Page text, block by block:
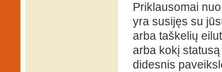
Priklausomai
yra susijęs su
arba taškelių
arba kokį
didesnis